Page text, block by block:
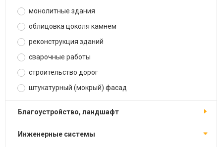
монолитные здания
облицовка цоколя камнем
реконструкция зданий
сварочные работы
строительство дорог
штукатурный (мокрый) фасад
благоустройство, ландшафт
инженерные системы